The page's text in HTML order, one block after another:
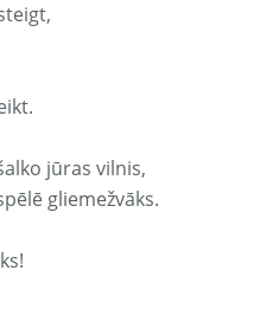
jūras vilnis,
gliemežvāks.